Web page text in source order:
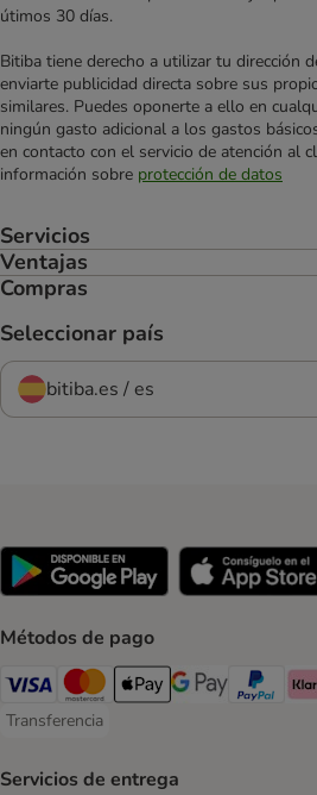
útimos 30 días.
Bitiba tiene derecho a utilizar tu dirección
enviarte publicidad directa sobre sus
similares. Puedes oponerte a ello en
ningún gasto adicional a los gastos
en contacto con el servicio de atención al
información sobre protección de datos
Servicios
Ventajas
Compras
Seleccionar país
bitiba.es / es
Métodos de pago
Visa Payment Method
Mastercard Payment Method
Apple Pay Payment
Google PayPayPal
Transferencia
Transferencia Payment Method
Servicios de entrega